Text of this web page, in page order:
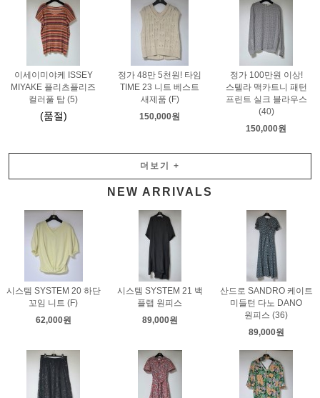
이세이미야케 ISSEY
MIYAKE 플리츠플리즈
컬러풀 탑 (5)
(품절)
정가 48만 5천원! 타임
TIME 23 니트 베스트
새제품 (F)
150,000원
정가 100만원 이상!
스텔라 맥카트니 패턴
프린트 실크 블라우스
(40)
150,000원
더보기 +
NEW ARRIVALS
시스템 SYSTEM 20 하단
꼬임 니트 (F)
62,000원
시스템 SYSTEM 21 백
플랩 원피스
89,000원
산드로 SANDRO 케이트
미들턴 다노 DANO
원피스 (36)
89,000원